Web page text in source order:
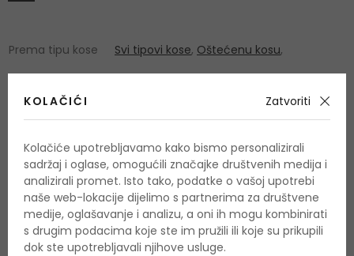
Prema tipu kose Svi tipovi kose, Oštećenu kosu,
OSTALI PROIZVODI IZ ASORTIMANA
K18 Molecular Repair
KOLAČIĆI Zatvoriti
Kolačiće upotrebljavamo kako bismo personalizirali
sadržaj i oglase, omogućili značajke društvenih medija i
analizirali promet. Isto tako, podatke o vašoj upotrebi
naše web-lokacije dijelimo s partnerima za društvene
medije, oglašavanje i analizu, a oni ih mogu kombinirati
s drugim podacima koje ste im pružili ili koje su prikupili
dok ste upotrebljavali njihove usluge.